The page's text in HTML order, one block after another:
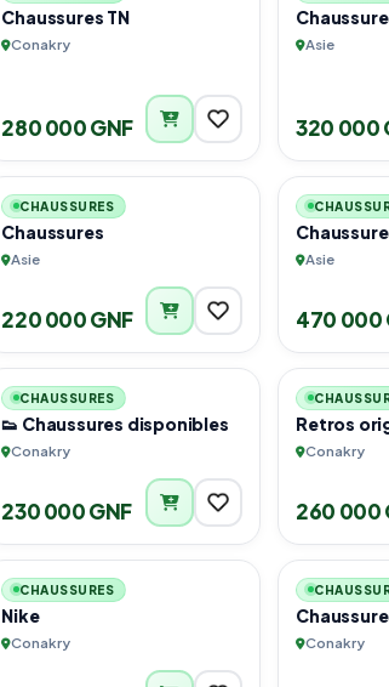
Chaussures TN
Conakry
280 000 GNF
Asie
320 000
2
CHAUSSURES
Chaussures
Asie
220 000 GNF
Asie
470 000
5
CHAUSSURES
👟 Chaussures disponibles
Conakry
230 000 GNF
Retros
Conakry
260 000
4
CHAUSSURES
Nike
Conakry Conakry